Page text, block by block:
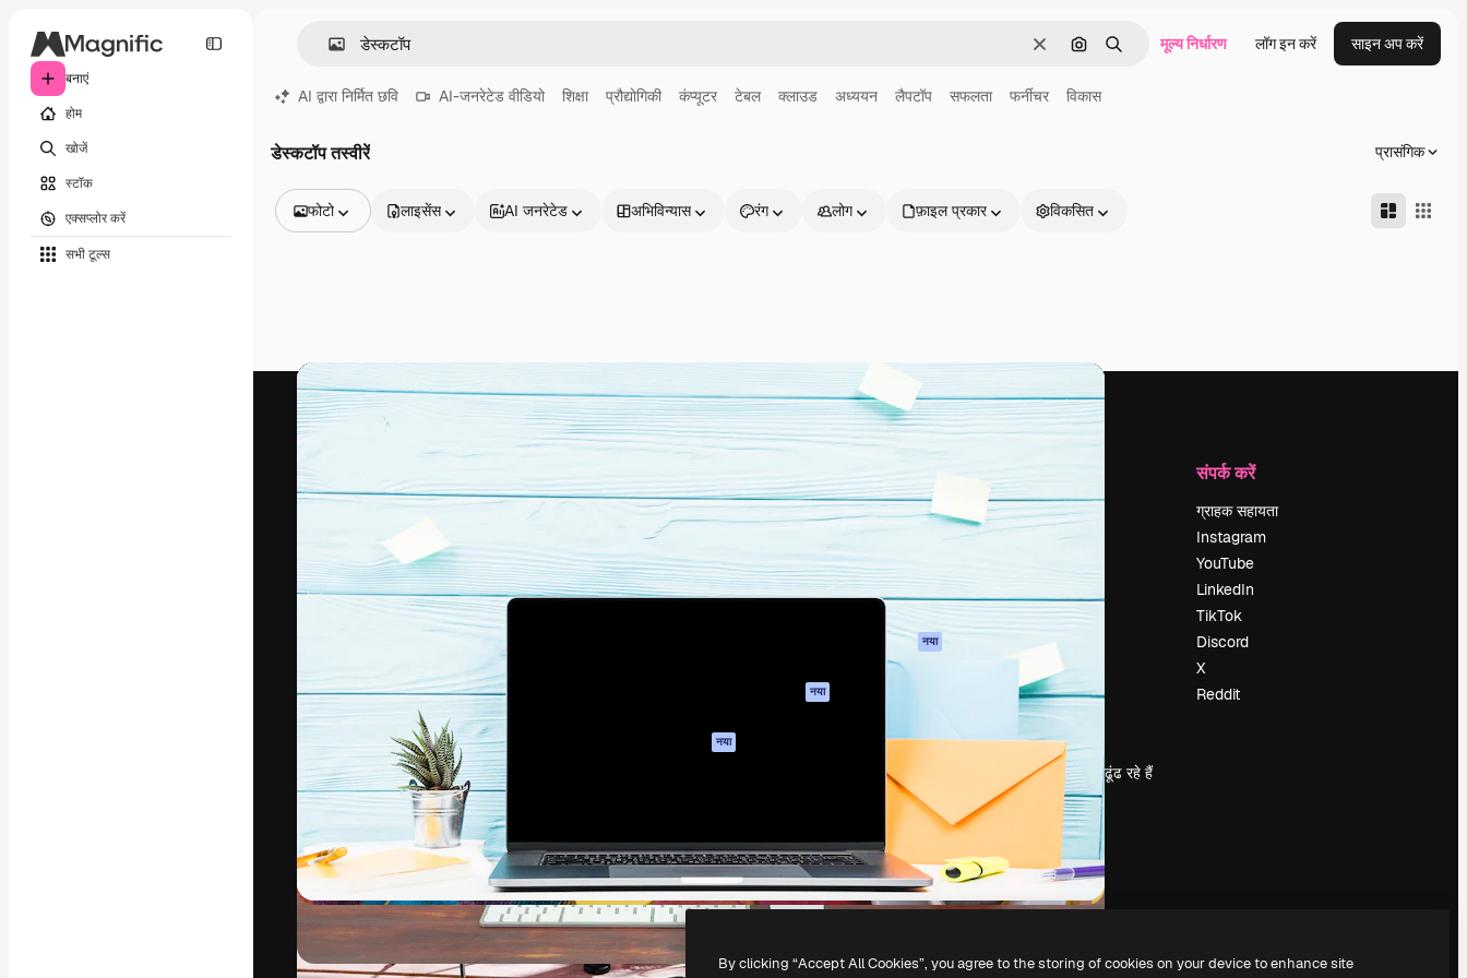
बनाएं
होम
खोजें
स्टॉक
एक्सप्लोर करें
सभी टूल्‍स
साफ़ इमेज से खोजें
खोजें मूल्य निर्धारण लॉग इन करें साइन अप करें
AI द्वारा निर्मित छवि AI-जनरेटेड वीडियो शिक्षा प्रौद्योगिकी कंप्यूटर टेबल क्लाउड अध्ययन लैपटॉप सफलता फर्नीचर विकास
डेस्कटॉप तस्वीरें प्रासंगिक
फोटो
वीडियो
फ़ुटेज
मोशन ग्राफ़िक्स
वीडियो टेम्पलेट्स
फ़ॉन्ट
लाइसेंस AI जनरेटेड अभिविन्यास रंग लोग फ़ाइल प्रकार विकसित
अपने बेहतरीन काम को बनाने के लिए क्रिएटिव प्लेटफॉर्म।
मिलियन से ज़्यादा सब्सक्राइबर।
हिन्दी
Spaces
एआई इमेज जेनरेटर
AI वीडियो जनरेटर
नया
नया
शुरू करें
Academy
सहायता
उपयोग की शर्तें
गोपनीयता नीति
ओरिजिनल्स नया
कुकीज़ नीति
बिज़नेस
मूल्य निर्धारण
खोज रुझान
ब्लॉग
घटनाक्रम
Slidesgo
सामग्री बेचें
प्रेस कक्ष
magnific.ai ढूंढ रहे हैं
संपर्क करें
ग्राहक सहायता
Instagram
YouTube
LinkedIn
TikTok
Discord
X
Reddit
Copyright © 2010-2026Freepik Company S.L.U.सर्वाधिकार सुरक्षित.
By clicking “Accept All Cookies”, you agree to the storing of cookies on your device to enhance site